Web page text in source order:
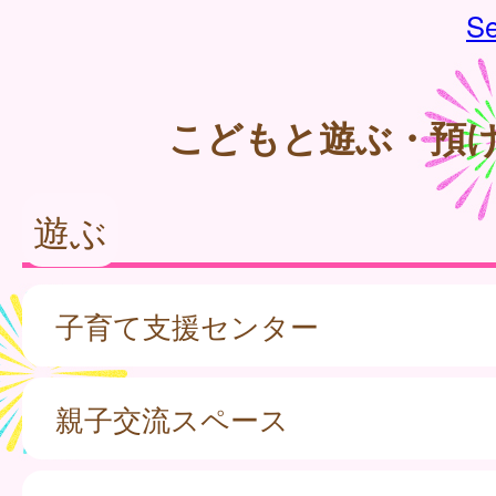
こどもと遊ぶ・預
遊ぶ
子育て支援センター
親子交流スペース